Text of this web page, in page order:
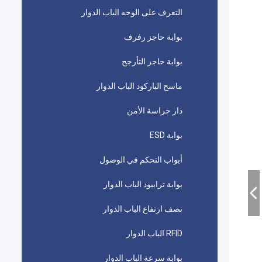
التعرف على الوجه الباب الدوار
بوابة حاجز رفرف
بوابة حاجز التأرجح
ماسح الباركود الباب الدوار
دار حراسة الأمن
بوابة ESD
أبواب التحكم في الوصول
بوابة ترايبود الباب الدوار
نصف ارتفاع الباب الدوار
RFID الباب الدوار
بوابة سرعة الباب الدوار